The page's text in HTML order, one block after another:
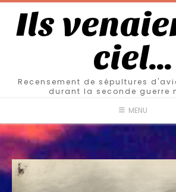
Ils
ciel…
Recensement de sépultures
durant la seconde guerre
MENU